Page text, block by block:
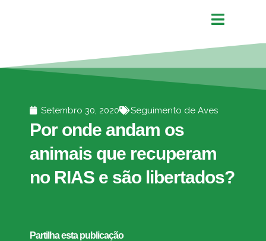
Setembro 30, 2020 Seguimento de Aves
Por onde andam os
animais que recuperam
no RIAS e são libertados?
Partilha esta publicação